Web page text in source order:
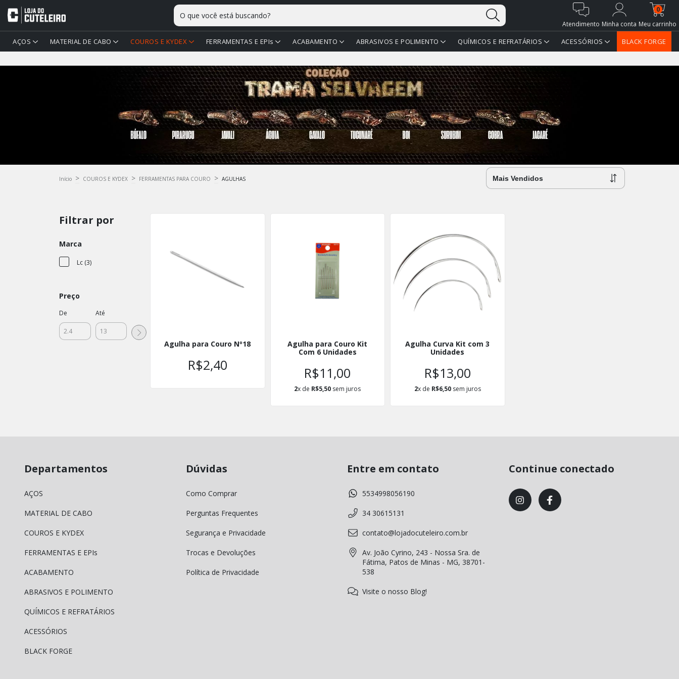
Atendimento Minha conta Meu carrinho
0
AÇOS MATERIAL DE CABO COUROS E KYDEX FERRAMENTAS E EPIs ACABAMENTO ABRASIVOS E POLIMENTO QUÍMICOS E REFRATÁRIOS ACESSÓRIOS BLACK FORGE
Início > COUROS E KYDEX > FERRAMENTAS PARA COURO > AGULHAS
Filtrar por
Marca
Lc (3)
Preço
De Até
Agulha para Couro Nº18
R$2,40
Agulha para Couro Kit
Com 6 Unidades
R$11,00
2x de R$5,50 sem juros
Agulha Curva Kit com 3
Unidades
R$13,00
2x de R$6,50sem juros
Departamentos
AÇOS
MATERIAL DE CABO
COUROS E KYDEX
FERRAMENTAS E EPIs
ACABAMENTO
ABRASIVOS E POLIMENTO
QUÍMICOS E REFRATÁRIOS
ACESSÓRIOS
BLACK FORGE
Dúvidas
Como Comprar
Perguntas Frequentes
Segurança e Privacidade
Trocas e Devoluções
Política de Privacidade
Entre em contato
5534998056190
34 30615131
contato@lojadocuteleiro.com.br
Av. João Cyrino, 243 - Nossa Sra. de
Fátima, Patos de Minas - MG, 38701-
538
Visite o nosso Blog!
Continue conectado